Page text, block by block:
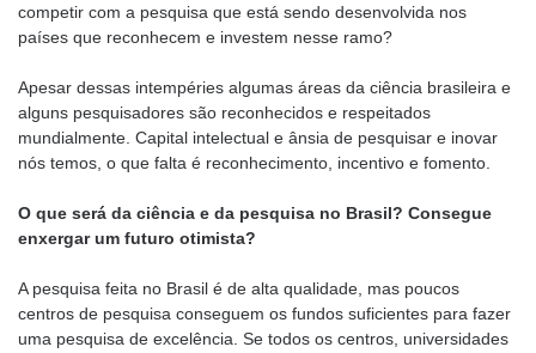
competir com a pesquisa que está sendo desenvolvida nos
países que reconhecem e investem nesse ramo?
Apesar dessas intempéries algumas áreas da ciência brasileira e
alguns pesquisadores são reconhecidos e respeitados
mundialmente. Capital intelectual e ânsia de pesquisar e inovar
nós temos, o que falta é reconhecimento, incentivo e fomento.
O que será da ciência e da pesquisa no Brasil? Consegue
enxergar um futuro otimista?
A pesquisa feita no Brasil é de alta qualidade, mas poucos
centros de pesquisa conseguem os fundos suficientes para fazer
uma pesquisa de excelência. Se todos os centros, universidades